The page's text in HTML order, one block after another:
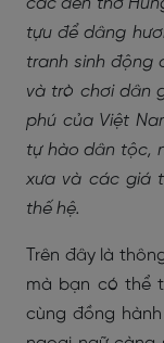
tựu để dâng
tranh sinh động
và trò chơi dân
phú của Việt
tự hào dân tộc,
xưa và các giá
thế hệ.
Trên đây là
mà bạn có thể
cùng đồng